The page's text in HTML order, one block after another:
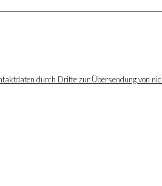
durch Dritte zur Übersendung von